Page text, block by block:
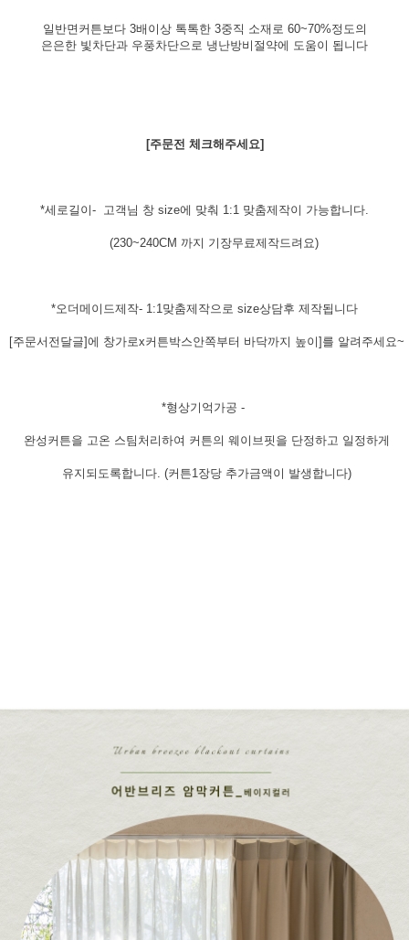
일반면커튼보다 3배이상 톡톡한 3중직 소재로 60~70%정도의
은은한 빛차단과 우풍차단으로 냉난방비절약에 도움이 됩니다
[주문전 체크해주세요]
*세로길이- 고객님 창 size에 맞춰 1:1 맞춤제작이 가능합니다.
(230~240CM 까지 기장무료제작드려요)
*오더메이드제작- 1:1맞춤제작으로 size상담후 제작됩니다
[주문서전달글]에 창가로x커튼박스안쪽부터 바닥까지 높이]를 알려주세요~
*형상기억가공 -
완성커튼을 고온 스팀처리하여 커튼의 웨이브핏을 단정하고 일정하게
유지되도록합니다. (커튼1장당 추가금액이 발생합니다)